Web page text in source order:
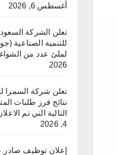
أغسطس 6, 2026
تعلن الشركة
للتنمية الصناعية
لملئ عدد من
2026
تعلن شركة السمرا
نتائج فرز طلبات
التالية التي تم
4, 2026
إعلان توظيف صادر